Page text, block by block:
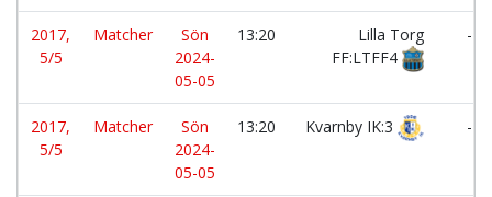
2017,
5/5
Matcher
Sön
2024-
05-05
13:20
Lilla Torg
FF:LTFF4
-
2017,
5/5
Matcher
Sön
2024-
05-05
13:20 Kvarnby IK:3 -